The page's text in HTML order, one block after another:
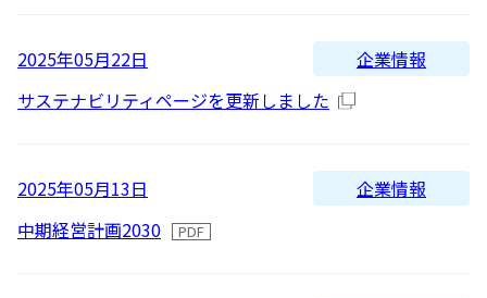
한국어
バイオマス発電
地熱発電
経営メンバー
組織図
TCFD提言に沿う情報開示
SDGsへの取り組み
財務ハイライト
IRライブラリー
2023
2020
2025年05月22日
企業情報
サステナビリティページを更新しました
2025年05月13日
企業情報
中期経営計画2030